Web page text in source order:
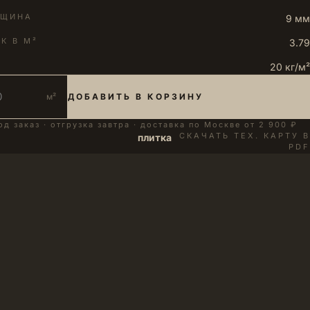
9 мм
В М² 3.79
20 кг/м²
м² ДОБАВИТЬ В КОРЗИНУ
заказ · отгрузка завтра · доставка по Москве от 2 900 ₽
плитка
СКАЧАТЬ ТЕХ. КАРТУ В
PDF